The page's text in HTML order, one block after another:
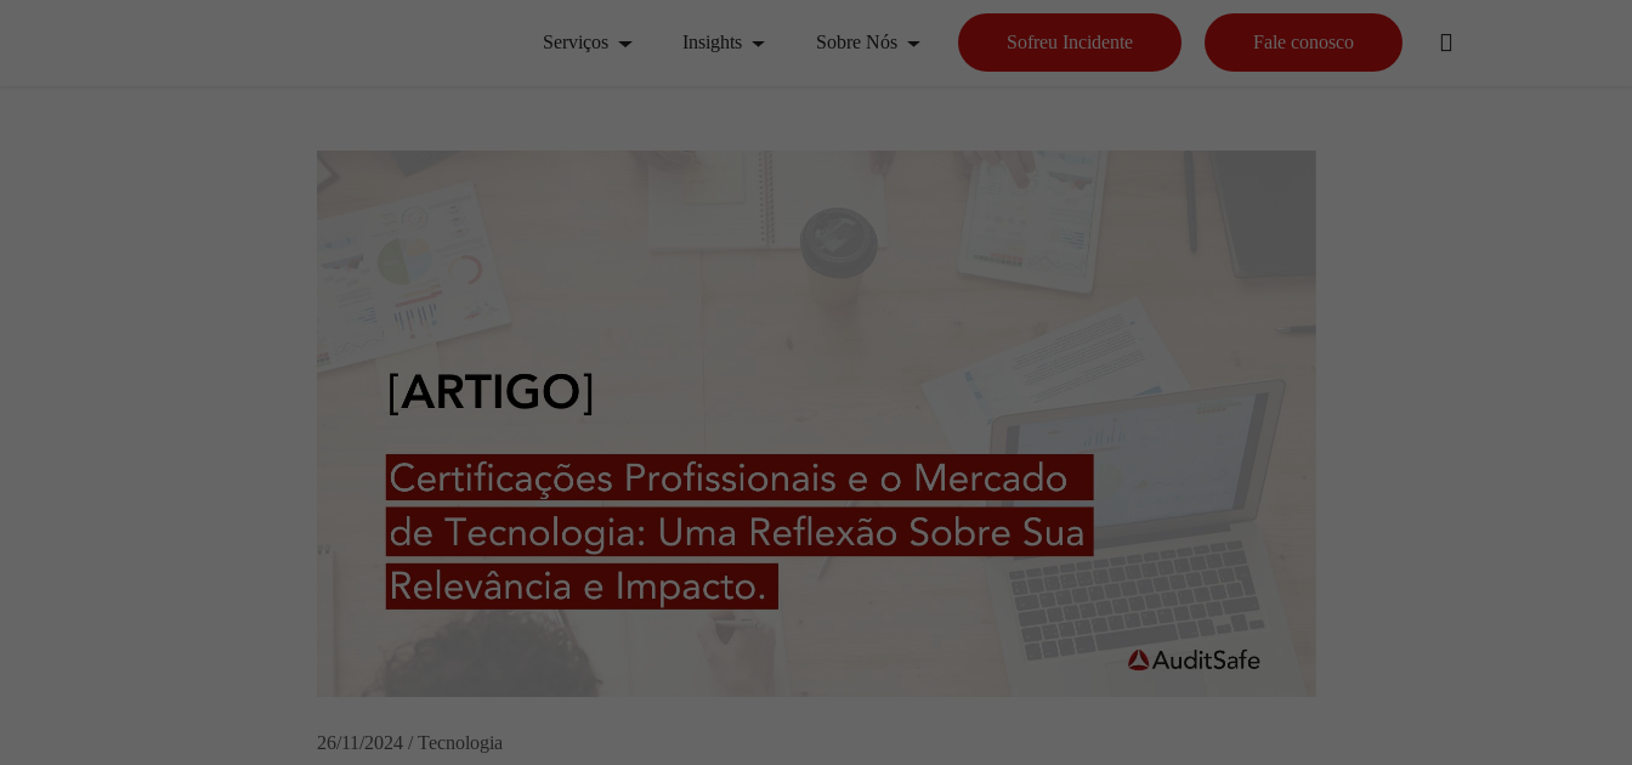
Serviços Insights Sobre Nós Sofreu Incidente Fale conosco
26/11/2024 / Tecnologia